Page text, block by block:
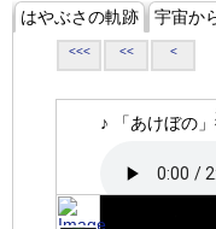
はやぶさの軌跡 宇宙か
<<< << <
♪ 「あけぼの」